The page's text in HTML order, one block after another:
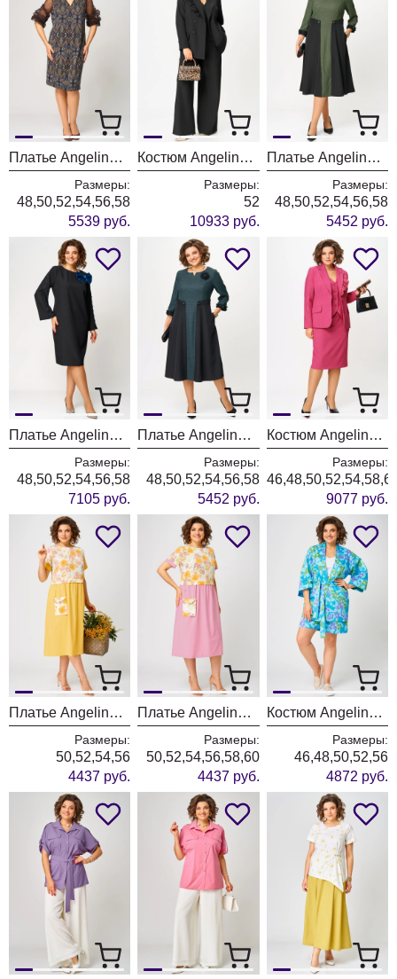
Платье Angelina & Company 1277
Размеры:
48,50,52,54,56,58
5539 руб.
Костюм Angelina & Company 1276
Размеры:
52
10933 руб.
Платье Angelina & Company 1270
Размеры:
48,50,52,54,56,58
5452 руб.
Платье Angelina & Company 1269
Размеры:
48,50,52,54,56,58
7105 руб.
Платье Angelina & Company 1268
Размеры:
48,50,52,54,56,58
5452 руб.
Костюм Angelina & Company 1266
Размеры:
9077 руб.
Платье Angelina & Company 1250
Размеры:
50,52,54,56
4437 руб.
Платье Angelina & Company 1248
Размеры:
50,52,54,56,58,60
4437 руб.
Костюм Angelina & Company 1247
Размеры:
46,48,50,52,56
4872 руб.